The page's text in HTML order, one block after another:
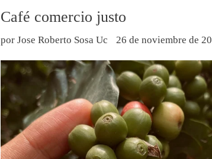
Café comercio justo
por Jose Roberto Sosa Uc 26 de noviembre de